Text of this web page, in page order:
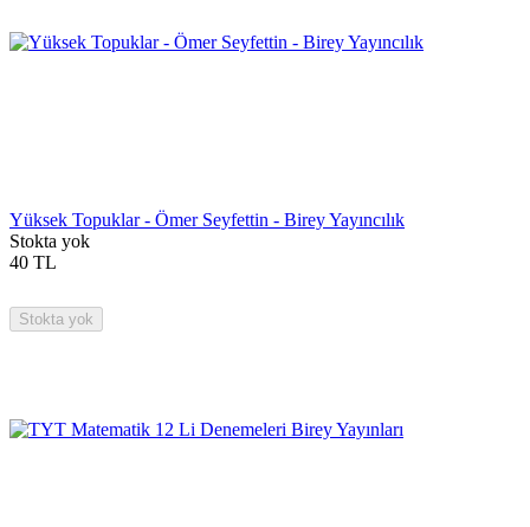
Yüksek Topuklar - Ömer Seyfettin - Birey Yayıncılık
Stokta yok
40 TL
Stokta yok